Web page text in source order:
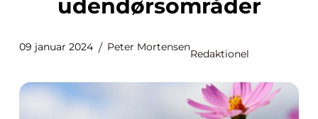
udendørsområder
09 januar 2024 Peter Mortensen
Redaktionel